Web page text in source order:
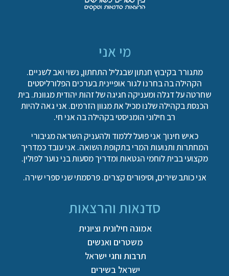
מי אני
מתגורר בקיבוץ חנתון שבגליל התחתון, נשוי ואב לשניים.
הקהילה בה בחרנו לגור אופיינית בערכים הפלורליסטים
שחרטה על דגלה ומעניקה חגיגה של זהות יהודית מגוונת. בית
הכנסת בקהילה שלנו מכיל את מגוון הזרמים. אני גאה להיות
רב חילוני הומניסטי בקהילה בה אני חי.
כאיש חינוך אני פועל ללמוד ולהעניק השראה מגיבורי
המחתרות ותנועות המרי בתקופת השואה. אני עובד כמדריך
מקצועי בבית לוחמי הגטאות ומדריך מסעות בני נוער לפולין.
אני כותב שירים, וסיפורים קצרים. פרסמתי שני ספרי שירה.
סדנאות והרצאות
אמונה חילונית וציונית
משטרים ואנשים
תרבות וחגי ישראל
ישראל בשירים